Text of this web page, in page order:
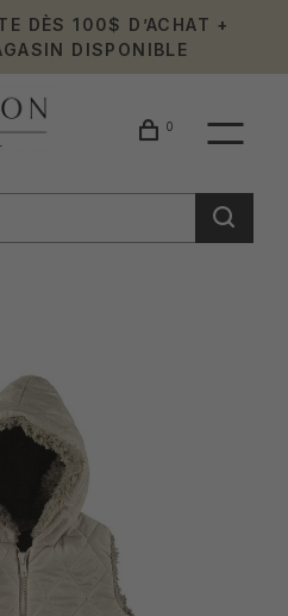
DÈS 100$ D’ACHAT +
DISPONIBLE
0